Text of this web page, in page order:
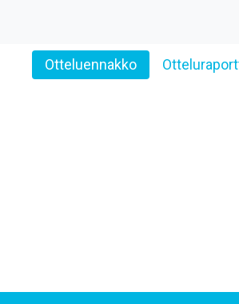
Otteluennakko